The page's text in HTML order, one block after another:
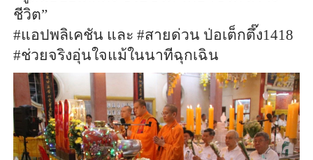
ชีวิต”
#แอปพลิเคชัน และ #สายด่วน ป่อเต็กตึ๊ง1418
#ช่วยจริงอุ่นใจแม้ในนาทีฉุกเฉิน